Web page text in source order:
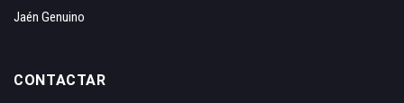
Jaén Genuino
CONTACTAR